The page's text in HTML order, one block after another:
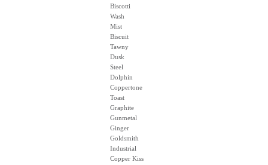
Biscotti
Wash
Mist
Biscuit
Tawny
Dusk
Steel
Dolphin
Coppertone
Toast
Graphite
Gunmetal
Ginger
Goldsmith
Industrial
Copper Kiss